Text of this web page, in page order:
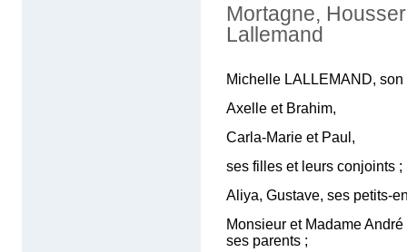
Mortagne,
Lallemand
Michelle LALLEMAND, son
Axelle et Brahim,
Carla-Marie et Paul,
ses filles et leurs conjoints ;
Aliya, Gustave, ses petits-
Monsieur et Madame
ses parents ;